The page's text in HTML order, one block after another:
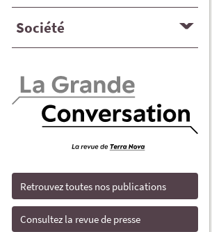
Société
Retrouvez toutes nos publications
Consultez la revue de presse